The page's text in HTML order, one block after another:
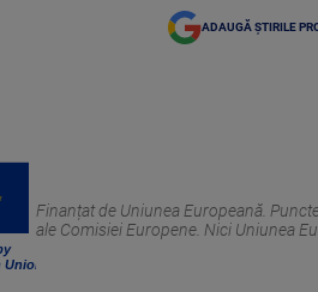
ADAUGĂ ȘTIRILE
Finanțat de Uniunea Europeană.
ale Comisiei Europene. Nici Uniunea